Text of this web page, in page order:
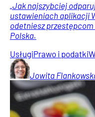
„Jak najszybciej
ustawieniach aplikacji
odetniesz przestępcom
Polska.
UsługiPrawo i podatki
Jowita